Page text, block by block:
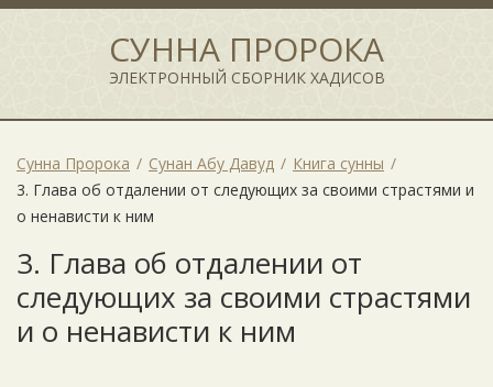
СУННА ПРОРОКА
ЭЛЕКТРОННЫЙ СБОРНИК ХАДИСОВ
Сунна Пророка Сунан Абу Давуд
Книга сунны
3. Глава об отдалении от следующих за своими страстями и
о ненависти к ним
3. Глава об отдалении от
следующих за своими страстями
и о ненависти к ним